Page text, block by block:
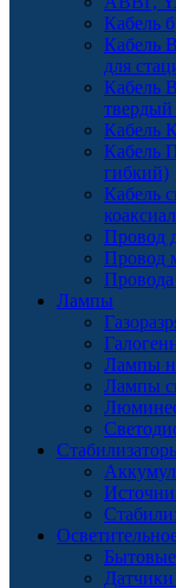
Кабель
Кабель
для
Кабель
Кабель
гибкий)
Кабель
Провод
Провод
Лампы
Лампы
Лампы